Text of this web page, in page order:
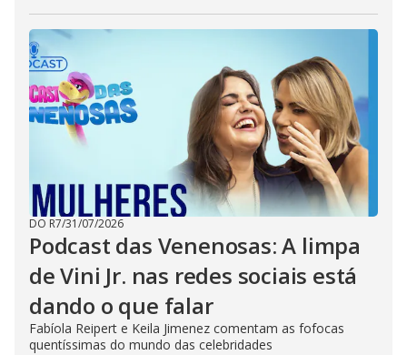
DO R7/31/07/2026
Podcast das Venenosas: A limpa
de Vini Jr. nas redes sociais está
dando o que falar
Fabíola Reipert e Keila Jimenez comentam as fofocas
quentíssimas do mundo das celebridades